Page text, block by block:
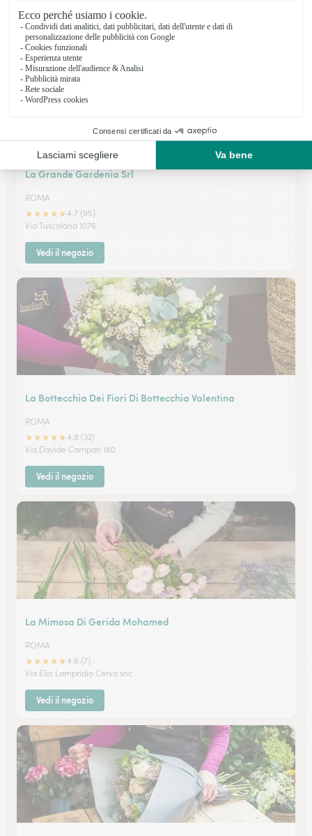
Vedi il negozio
La Grande Gardenia Srl
ROMA
★★★★★4.7 (95)
Via Tuscolana 1076
Vedi il negozio
La Bottecchia Dei Fiori Di Bottecchia Valentina
ROMA
★★★★★4.8 (32)
Via Davide Campari 180
Vedi il negozio
La Mimosa Di Gerida Mohamed
ROMA
★★★★★4.6 (7)
Via Elio Lampridio Cerva snc
Vedi il negozio